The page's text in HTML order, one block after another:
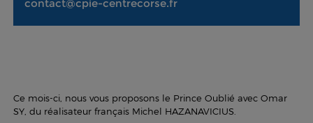
contact@cpie-centrecorse.fr
Ce mois-ci, nous vous proposons le Prince Oublié avec Omar
SY, du réalisateur français Michel HAZANAVICIUS.